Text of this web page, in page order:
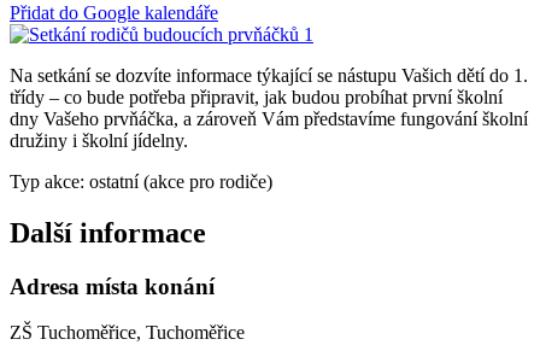
Přidat do Google kalendáře
Na setkání se dozvíte informace týkající se nástupu Vašich dětí do 1.
třídy – co bude potřeba připravit, jak budou probíhat první školní
dny Vašeho prvňáčka, a zároveň Vám představíme fungování školní
družiny i školní jídelny.
Typ akce: ostatní (akce pro rodiče)
Další informace
Adresa místa konání
ZŠ Tuchoměřice, Tuchoměřice